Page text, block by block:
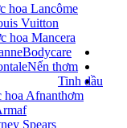
hoa Lancôme
Vuitton
hoa Mancera
hoa Afnan
Spears
Bodycare
Nến thơm
Tinh dầu
thơm